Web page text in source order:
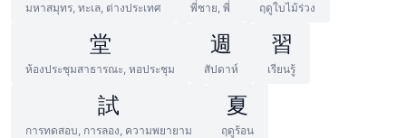
มหาสมุทร, ทะเล, ต่างประเทศ พี่ชาย, พี่ ฤดูใบไม้ร่วง
堂
ห้องประชุมสาธารณะ, หอประชุม
週
สัปดาห์
習
เรียนรู้
試
การทดสอบ, การลอง, ความพยายาม
夏
ฤดูร้อน